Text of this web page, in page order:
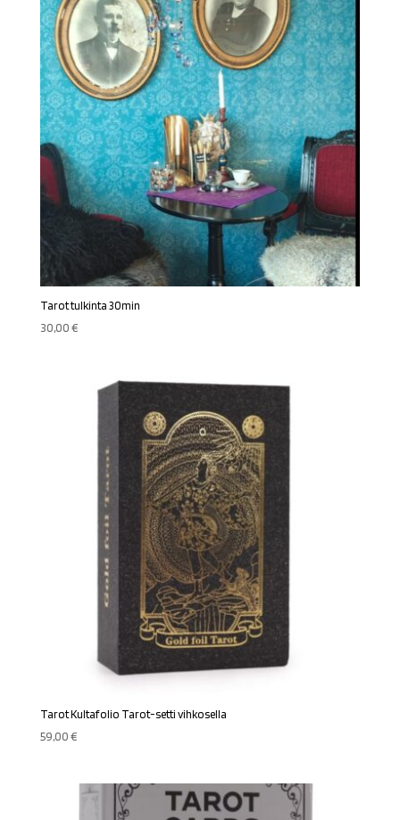
Tarot tulkinta 30min
30,00€
Tarot Kultafolio Tarot-setti vihkosella
59,00€